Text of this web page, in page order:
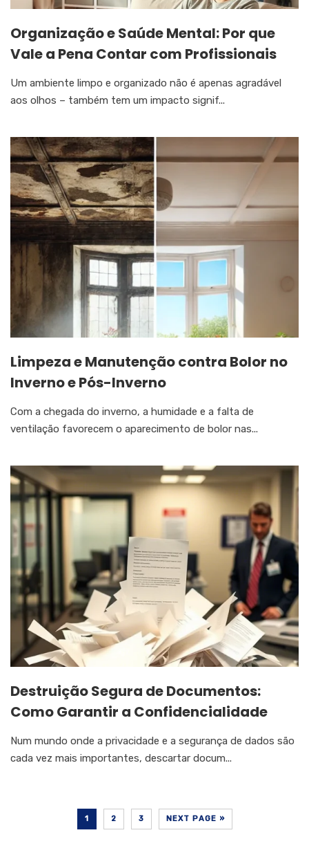
Organização e Saúde Mental: Por que
Vale a Pena Contar com Profissionais
Um ambiente limpo e organizado não é apenas agradável
aos olhos – também tem um impacto signif...
Limpeza e Manutenção contra Bolor no
Inverno e Pós-Inverno
Com a chegada do inverno, a humidade e a falta de
ventilação favorecem o aparecimento de bolor nas...
Destruição Segura de Documentos:
Como Garantir a Confidencialidade
Num mundo onde a privacidade e a segurança de dados são
cada vez mais importantes, descartar docum...
1 2 3 NEXT PAGE »